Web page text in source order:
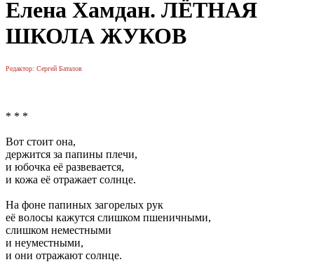
Елена Хамдан. ЛЁТНАЯ
ШКОЛА ЖУКОВ
Редактор: Сергей Баталов
* * *
Вот стоит она,
держится за папины плечи,
и юбочка её развевается,
и кожа её отражает солнце.
На фоне папиных загорелых рук
её волосы кажутся слишком пшеничными,
слишком неместными
и неуместными,
и они отражают солнце.